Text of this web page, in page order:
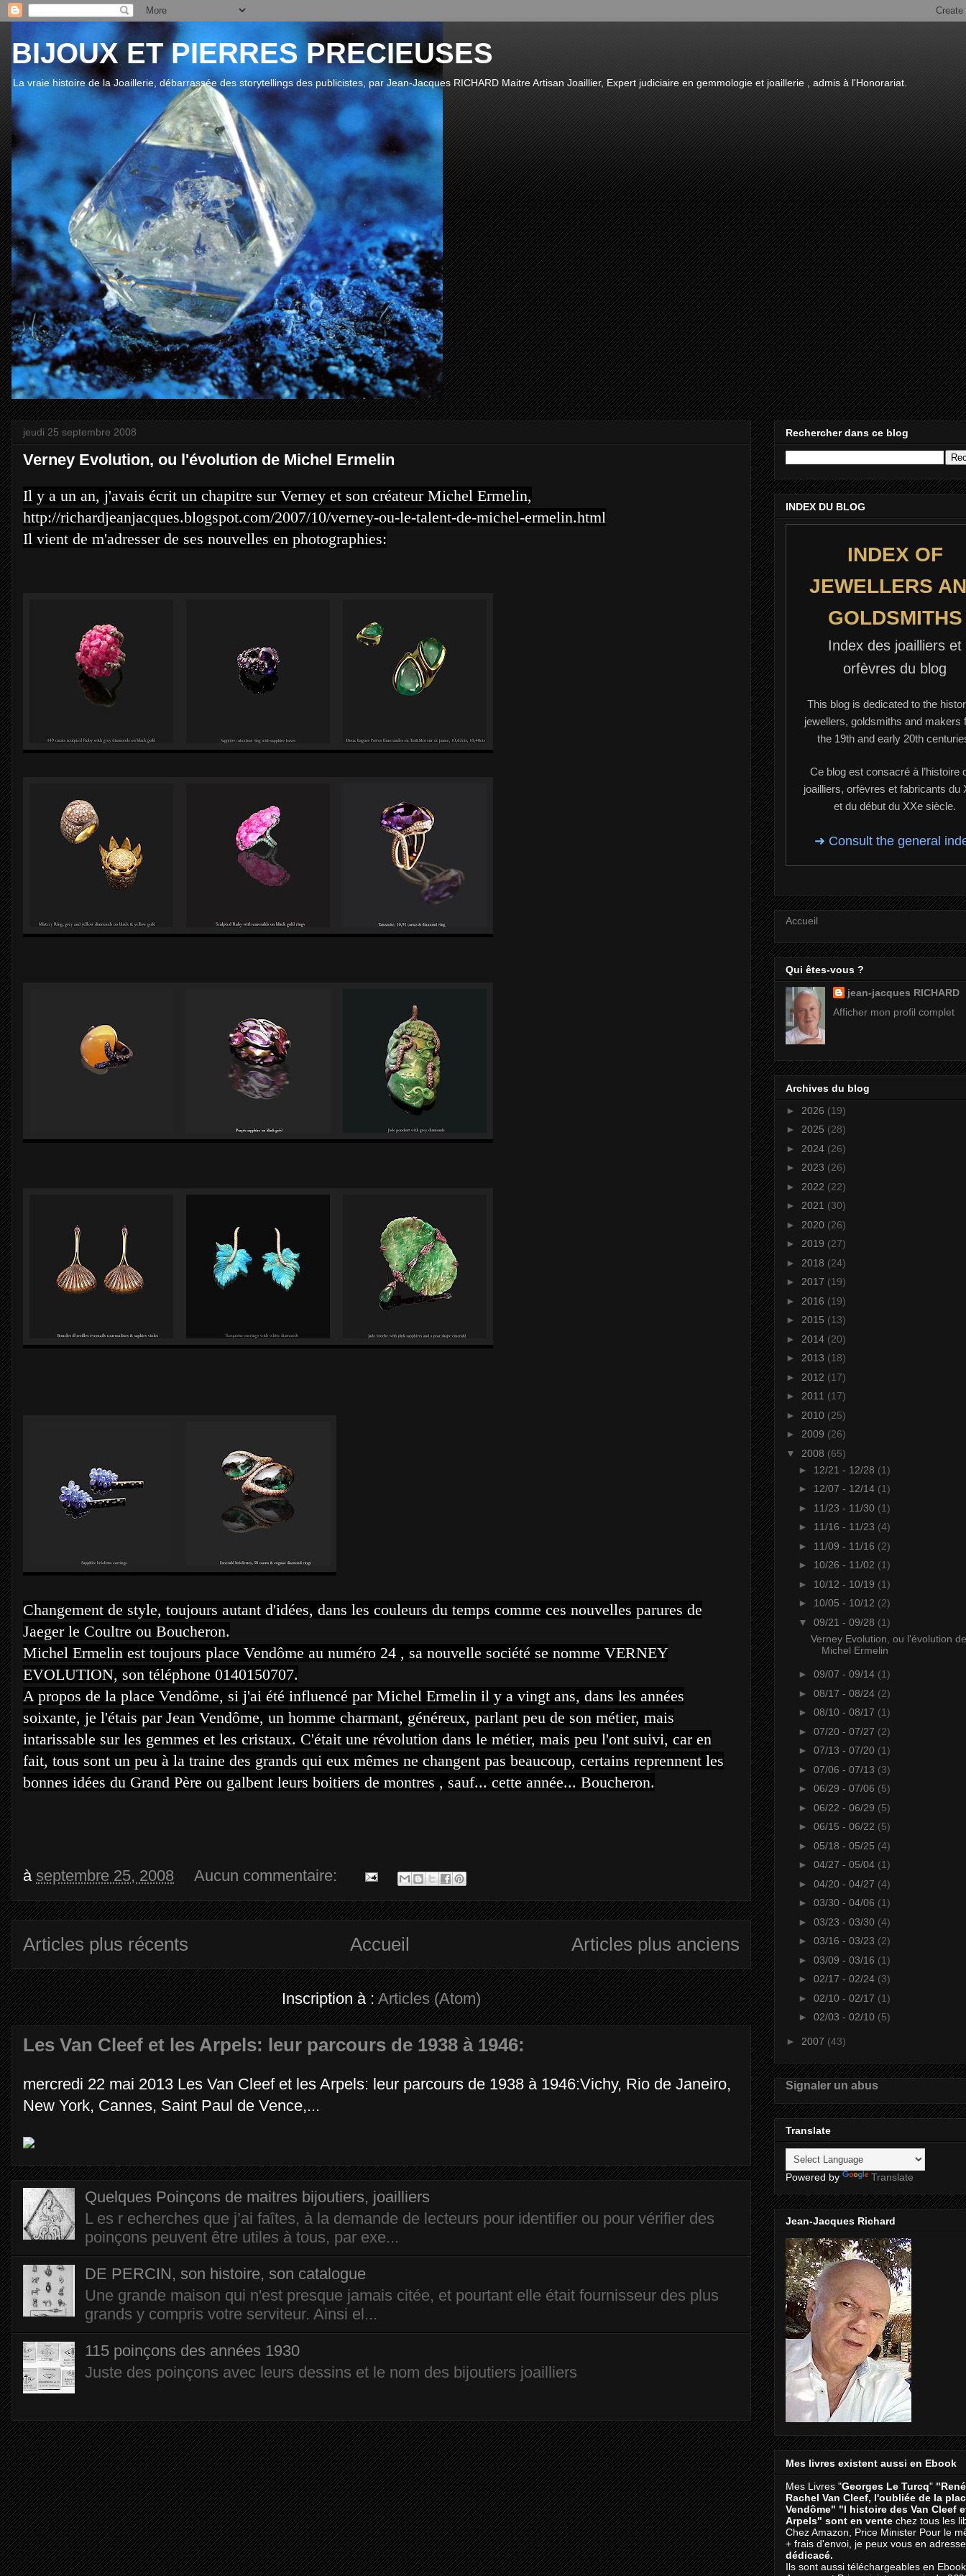
BIJOUX ET PIERRES PRECIEUSES
La vraie histoire de la Joaillerie, débarrassée des storytellings des publicistes, par Jean-Jacques RICHARD Maitre Artisan Joaillier, Expert judiciaire en gemmologie et joaillerie , admis à l'Honorariat.
jeudi 25 septembre 2008
Verney Evolution, ou l'évolution de Michel Ermelin
Il y a un an, j'avais écrit un chapitre sur Verney et son créateur Michel Ermelin,
http://richardjeanjacques.blogspot.com/2007/10/verney-ou-le-talent-de-michel-ermelin.html
Il vient de m'adresser de ses nouvelles en photographies:
Changement de style, toujours autant d'idées, dans les couleurs du temps comme ces nouvelles parures de
Jaeger le Coultre ou Boucheron.
Michel Ermelin est toujours place Vendôme au numéro 24 , sa nouvelle société se nomme VERNEY
EVOLUTION, son téléphone 0140150707.
A propos de la place Vendôme, si j'ai été influencé par Michel Ermelin il y a vingt ans, dans les années
soixante, je l'étais par Jean Vendôme, un homme charmant, généreux, parlant peu de son métier, mais
intarissable sur les gemmes et les cristaux. C'était une révolution dans le métier, mais peu l'ont suivi, car en
fait, tous sont un peu à la traine des grands qui eux mêmes ne changent pas beaucoup, certains reprennent les
bonnes idées du Grand Père ou galbent leurs boitiers de montres , sauf... cette année... Boucheron.
à septembre 25, 2008 Aucun commentaire:
Articles plus récents Articles plus anciens
Accueil
Inscription à :Articles (Atom)
Les Van Cleef et les Arpels: leur parcours de 1938 à 1946:
mercredi 22 mai 2013 Les Van Cleef et les Arpels: leur parcours de 1938 à 1946:Vichy, Rio de Janeiro,
New York, Cannes, Saint Paul de Vence,...
Quelques Poinçons de maitres bijoutiers, joailliers
L es r echerches que j’ai faîtes, à la demande de lecteurs pour identifier ou pour vérifier des
poinçons peuvent être utiles à tous, par exe...
DE PERCIN, son histoire, son catalogue
Une grande maison qui n'est presque jamais citée, et pourtant elle était fournisseur des plus
grands y compris votre serviteur. Ainsi el...
115 poinçons des années 1930
Juste des poinçons avec leurs dessins et le nom des bijoutiers joailliers
Rechercher dans ce blog
INDEX DU BLOG
INDEX OF
JEWELLERS
GOLDSMITHS
Index des joailliers et
orfèvres du blog
This blog is dedicated to the
jewellers, goldsmiths and makers
the 19th and early 20th
Ce blog est consacré à l’histoire
joailliers, orfèvres et fabricants du
et du début du XXe siècle.
➜ Consult the general
Accueil
Qui êtes-vous ?
jean-jacques RICHARD
Afficher mon profil complet
Archives du blog
► 2026 (19)
► 2025 (28)
► 2024 (26)
► 2023 (26)
► 2022 (22)
► 2021 (30)
► 2020 (26)
► 2019 (27)
► 2018 (24)
► 2017 (19)
► 2016 (19)
► 2015 (13)
► 2014 (20)
► 2013 (18)
► 2012 (17)
► 2011 (17)
► 2010 (25)
► 2009 (26)
▼ 2008 (65)
► 12/21 - 12/28 (1)
► 12/07 - 12/14 (1)
► 11/23 - 11/30 (1)
► 11/16 - 11/23 (4)
► 11/09 - 11/16 (2)
► 10/26 - 11/02 (1)
► 10/12 - 10/19 (1)
► 10/05 - 10/12 (2)
▼ 09/21 - 09/28 (1)
Verney Evolution, ou l'évolution de
Michel Ermelin
► 09/07 - 09/14 (1)
► 08/17 - 08/24 (2)
► 08/10 - 08/17 (1)
► 07/20 - 07/27 (2)
► 07/13 - 07/20 (1)
► 07/06 - 07/13 (3)
► 06/29 - 07/06 (5)
► 06/22 - 06/29 (5)
► 06/15 - 06/22 (5)
► 05/18 - 05/25 (4)
► 04/27 - 05/04 (1)
► 04/20 - 04/27 (4)
► 03/30 - 04/06 (1)
► 03/23 - 03/30 (4)
► 03/16 - 03/23 (2)
► 03/09 - 03/16 (1)
► 02/17 - 02/24 (3)
► 02/10 - 02/17 (1)
► 02/03 - 02/10 (5)
► 2007 (43)
Signaler un abus
Translate
Powered by Translate
Jean-Jacques Richard
Mes livres existent aussi en Ebook
Mes Livres "Georges Le Turcq"
Rachel Van Cleef, l'oubliée de la
Vendôme" "l histoire des Van Cleef
Arpels" sont en vente chez tous les
Chez Amazon, Price Minister Pour le
+ frais d'envoi, je peux vous en
dédicacé.
Ils sont aussi téléchargeables en